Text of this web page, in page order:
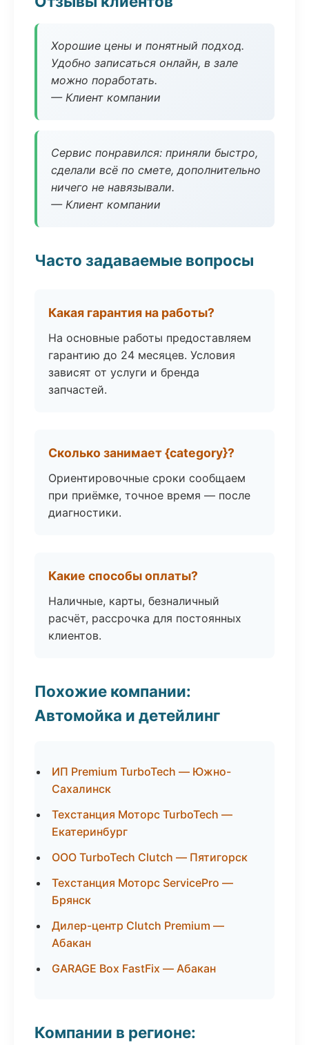
Хорошие цены и понятный подход.
Удобно записаться онлайн, в зале
можно поработать.
— Клиент компании
Сервис понравился: приняли быстро,
сделали всё по смете, дополнительно
ничего не навязывали.
— Клиент компании
Часто задаваемые вопросы
Какая гарантия на работы?
На основные работы предоставляем
гарантию до 24 месяцев. Условия
зависят от услуги и бренда
запчастей.
Сколько занимает {category}?
Ориентировочные сроки сообщаем
при приёмке, точное время — после
диагностики.
Какие способы оплаты?
Наличные, карты, безналичный
расчёт, рассрочка для постоянных
клиентов.
Похожие компании:
Автомойка и детейлинг
ИП Premium TurboTech — Южно-
Сахалинск
Техстанция Моторс TurboTech —
Екатеринбург
ООО TurboTech Clutch — Пятигорск
Техстанция Моторс ServicePro —
Брянск
Дилер-центр Clutch Premium —
Абакан
GARAGE Box FastFix — Абакан
Компании в регионе: